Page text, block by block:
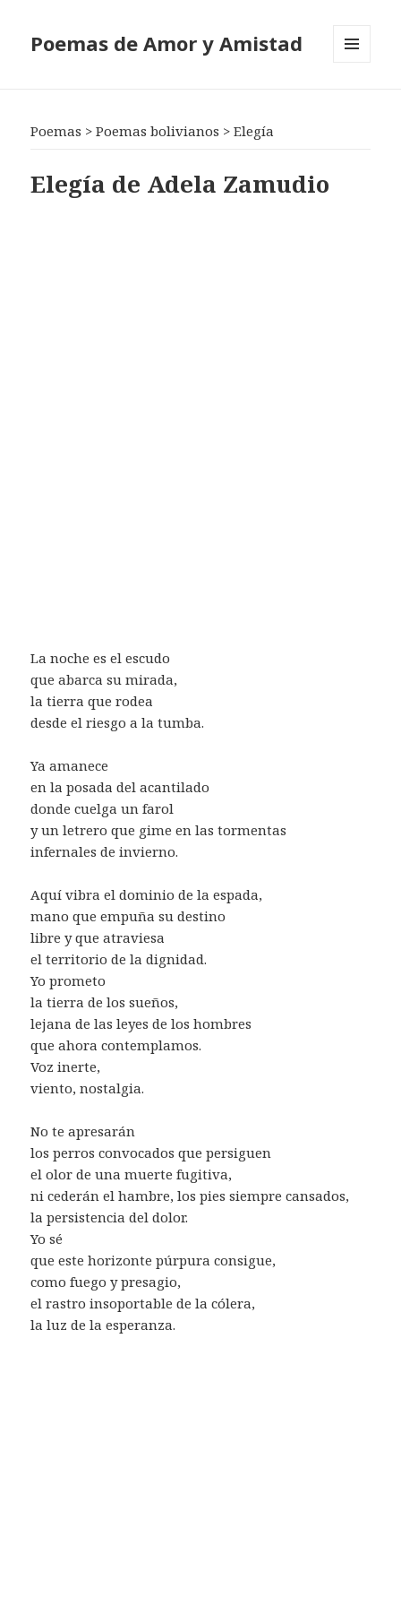
Poemas de Amor y Amistad
Poemas >Poemas bolivianos >Elegía
Elegía de Adela Zamudio
La noche es el escudo
que abarca su mirada,
la tierra que rodea
desde el riesgo a la tumba.
Ya amanece
en la posada del acantilado
donde cuelga un farol
y un letrero que gime en las tormentas
infernales de invierno.
Aquí vibra el dominio de la espada,
mano que empuña su destino
libre y que atraviesa
el territorio de la dignidad.
Yo prometo
la tierra de los sueños,
lejana de las leyes de los hombres
que ahora contemplamos.
Voz inerte,
viento, nostalgia.
No te apresarán
los perros convocados que persiguen
el olor de una muerte fugitiva,
ni cederán el hambre, los pies siempre cansados,
la persistencia del dolor.
Yo sé
que este horizonte púrpura consigue,
como fuego y presagio,
el rastro insoportable de la cólera,
la luz de la esperanza.